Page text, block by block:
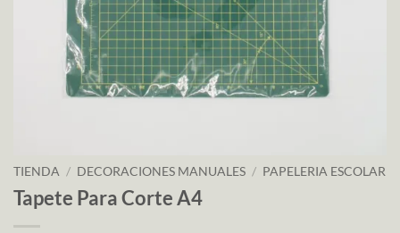
TIENDA / DECORACIONES MANUALES / PAPELERIA ESCOLAR
Tapete Para Corte A4